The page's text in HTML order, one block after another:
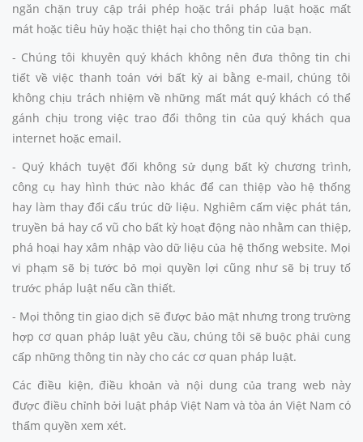
ngăn chặn truy cập trái phép hoặc trái pháp luật hoặc mất
mát hoặc tiêu hủy hoặc thiệt hại cho thông tin của bạn.
- Chúng tôi khuyên quý khách không nên đưa thông tin chi
tiết về việc thanh toán với bất kỳ ai bằng e-mail, chúng tôi
không chịu trách nhiệm về những mất mát quý khách có thể
gánh chịu trong việc trao đổi thông tin của quý khách qua
internet hoặc email.
- Quý khách tuyệt đối không sử dụng bất kỳ chương trình,
công cụ hay hình thức nào khác để can thiệp vào hệ thống
hay làm thay đổi cấu trúc dữ liệu. Nghiêm cấm việc phát tán,
truyền bá hay cổ vũ cho bất kỳ hoạt động nào nhằm can thiệp,
phá hoại hay xâm nhập vào dữ liệu của hệ thống website. Mọi
vi phạm sẽ bị tước bỏ mọi quyền lợi cũng như sẽ bị truy tố
trước pháp luật nếu cần thiết.
- Mọi thông tin giao dịch sẽ được bảo mật nhưng trong trường
hợp cơ quan pháp luật yêu cầu, chúng tôi sẽ buộc phải cung
cấp những thông tin này cho các cơ quan pháp luật.
Các điều kiện, điều khoản và nội dung của trang web này
được điều chỉnh bởi luật pháp Việt Nam và tòa án Việt Nam có
thẩm quyền xem xét.